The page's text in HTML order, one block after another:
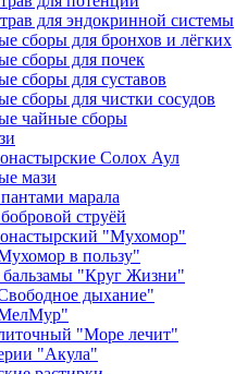
для эндокринной системы
сборы для бронхов и лёгких
сборы для почек
сборы для суставов
сборы для чистки сосудов
чайные сборы
Солох Аул
мази
марала
струёй
"Мухомор"
в пользу"
"Круг Жизни"
дыхание"
"Море лечит"
"Акула"